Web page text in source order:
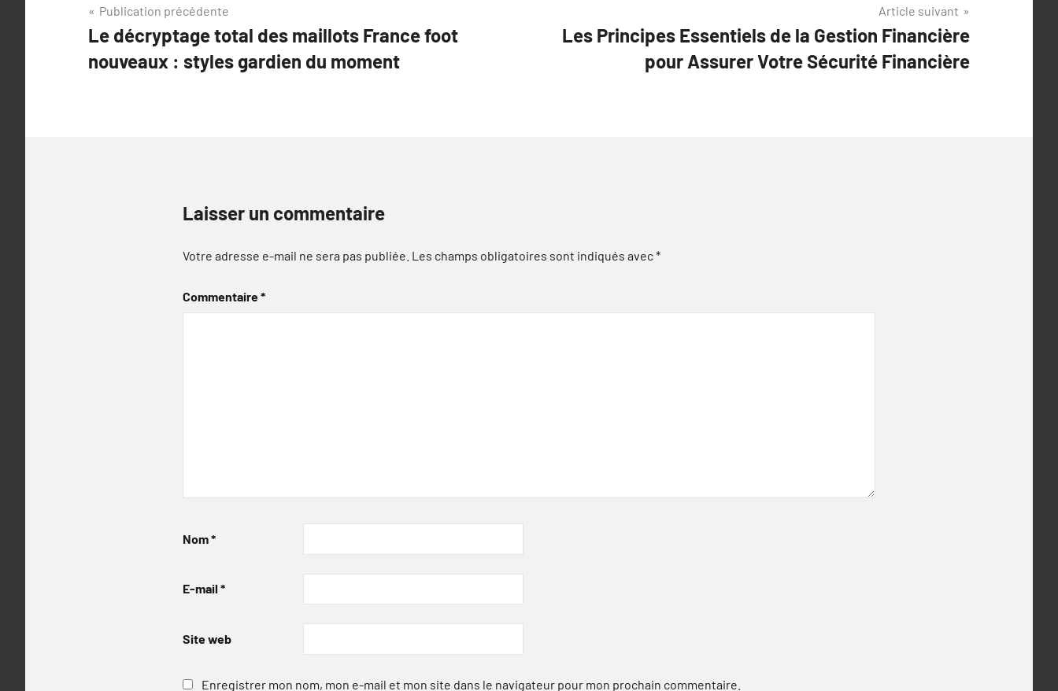
Navigation
de
l’article
Publication précédente
Le décryptage total des maillots France foot
nouveaux : styles gardien du moment
Article suivant
Les Principes Essentiels de la Gestion Financière
pour Assurer Votre Sécurité Financière
Laisser un commentaire
Votre adresse e-mail ne sera pas publiée. Les champs obligatoires sont indiqués avec*
Commentaire*
Nom*
E-mail *
Site web
Enregistrer mon nom, mon e-mail et mon site dans le navigateur pour mon prochain commentaire.